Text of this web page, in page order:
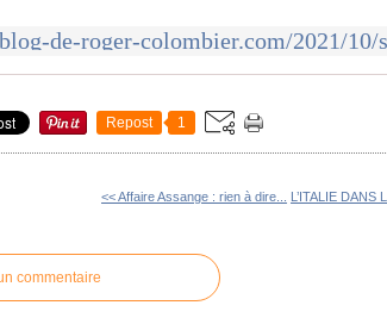
Repost 1
<< Affaire Assange : rien à dire... L’ITALIE DANS
commentaire